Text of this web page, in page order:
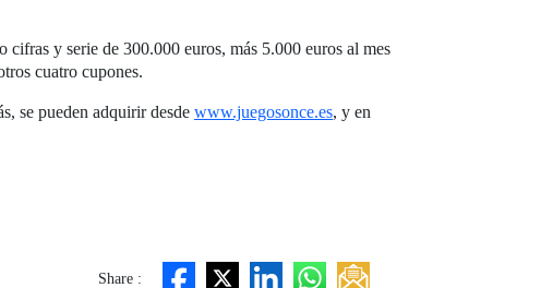
y serie de 300.000 euros, más 5.000 euros al mes
cuatro cupones.
se pueden adquirir desde www.juegosonce.es, y en
Share :